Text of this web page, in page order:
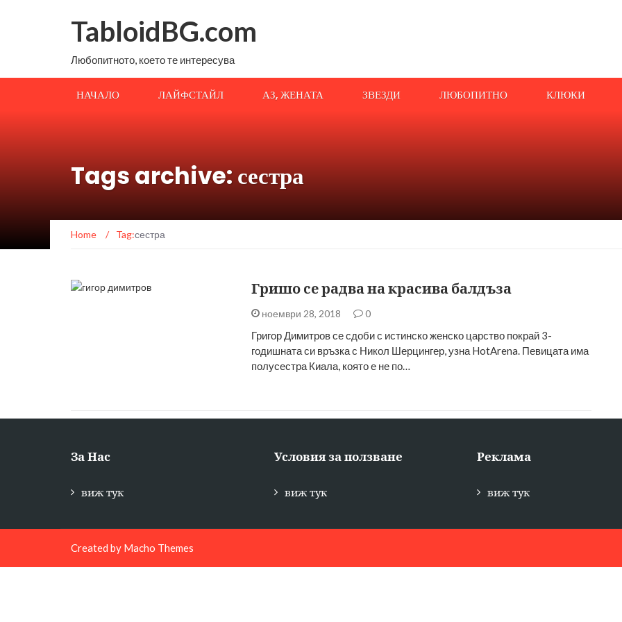
TabloidBG.com
Любопитното, което те интересува
НАЧАЛО ЛАЙФСТАЙЛ АЗ, ЖЕНАТА ЗВЕЗДИ ЛЮБОПИТНО КЛЮКИ
Tags archive: сестра
Home / Tag:сестра
Гришо се радва на красива балдъза
ноември 28, 2018 0
Григор Димитров се сдоби с истинско женско царство покрай 3-
годишната си връзка с Никол Шерцингер, узна HotArena. Певицата има
полусестра Киала, която е не по…
За Нас
виж тук
Условия за ползване
виж тук
Реклама
виж тук
Created by Macho Themes